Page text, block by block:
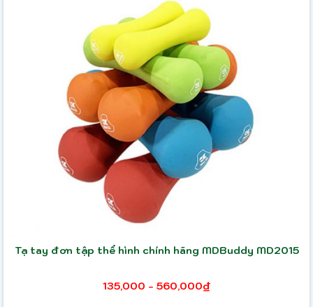
Tạ tay đơn tập thể hình chính hãng MDBuddy MD2015
135,000 - 560,000₫